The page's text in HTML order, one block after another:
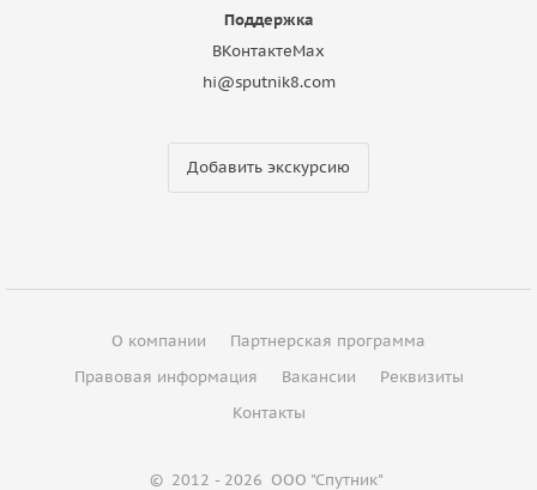
Поддержка
ВКонтактеMax
hi@sputnik8.com
Добавить экскурсию
О компании
Партнерская программа
Правовая информация
Вакансии
Реквизиты
Контакты
© 2012 - 2026 ООО "Спутник"